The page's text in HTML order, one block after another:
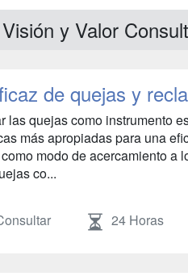
y Valor
de quejas y
las quejas como instrumento
más apropiadas para una
modo de acercamiento a
co...
24 Horas